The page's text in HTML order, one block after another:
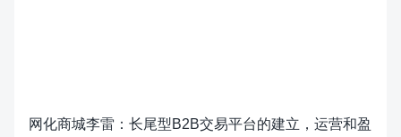
网化商城李雷：长尾型B2B交易平台的建立，运营和盈